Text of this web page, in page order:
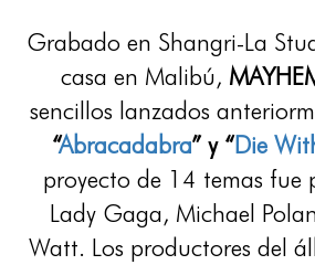
Grabado en Shangri-La
casa en Malibú,
sencillos lanzados
“Abracadabra” y “Die
proyecto de 14 temas fue
Lady Gaga, Michael
Watt. Los productores del